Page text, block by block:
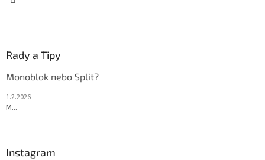
Rady a Tipy
Monoblok nebo Split?
1.2.2026
M...
Instagram